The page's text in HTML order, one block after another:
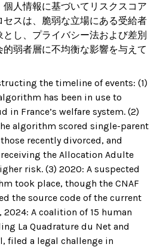
個人情報に基づいてリスクスコア
セスは、脆弱な立場にある受給者
とし、プライバシー法および差別
弱者層に不均衡な影響を与えて
the timeline of events: (1)
has been in use to
in France’s welfare system. (2)
algorithm scored single-parent
recently divorced, and
the Allocation Adulte
risk. (3) 2020: A suspected
took place, though the CNAF
the source code of the current
2024: A coalition of 15 human
La Quadrature du Net and
filed a legal challenge in